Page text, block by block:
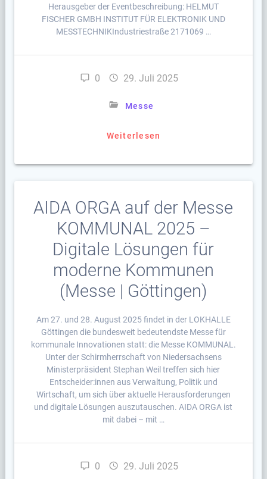
Herausgeber der Eventbeschreibung: HELMUT
FISCHER GMBH INSTITUT FÜR ELEKTRONIK UND
MESSTECHNIKIndustriestraße 2171069 …
0 29. Juli 2025
Messe
Weiterlesen
AIDA ORGA auf der Messe
KOMMUNAL 2025 –
Digitale Lösungen für
moderne Kommunen
(Messe | Göttingen)
Am 27. und 28. August 2025 findet in der LOKHALLE
Göttingen die bundesweit bedeutendste Messe für
kommunale Innovationen statt: die Messe KOMMUNAL.
Unter der Schirmherrschaft von Niedersachsens
Ministerpräsident Stephan Weil treffen sich hier
Entscheider:innen aus Verwaltung, Politik und
Wirtschaft, um sich über aktuelle Herausforderungen
und digitale Lösungen auszutauschen. AIDA ORGA ist
mit dabei – mit …
0 29. Juli 2025